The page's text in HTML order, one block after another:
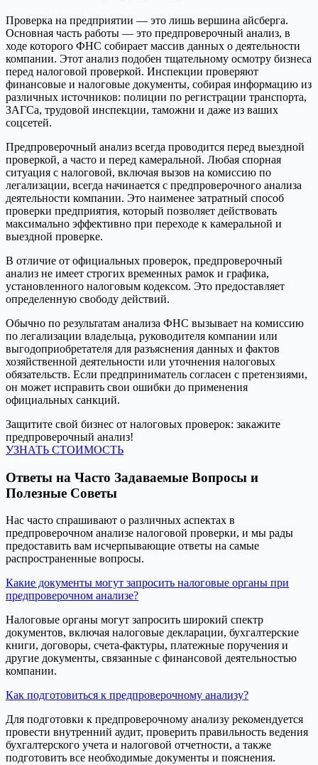
Проверка на предприятии — это лишь вершина айсберга.
Основная часть работы — это предпроверочный анализ, в
ходе которого ФНС собирает массив данных о деятельности
компании. Этот анализ подобен тщательному осмотру бизнеса
перед налоговой проверкой. Инспекции проверяют
финансовые и налоговые документы, собирая информацию из
различных источников: полиции по регистрации транспорта,
ЗАГСа, трудовой инспекции, таможни и даже из ваших
соцсетей.
Предпроверочный анализ всегда проводится перед выездной
проверкой, а часто и перед камеральной. Любая спорная
ситуация с налоговой, включая вызов на комиссию по
легализации, всегда начинается с предпроверочного анализа
деятельности компании. Это наименее затратный способ
проверки предприятия, который позволяет действовать
максимально эффективно при переходе к камеральной и
выездной проверке.
В отличие от официальных проверок, предпроверочный
анализ не имеет строгих временных рамок и графика,
установленного налоговым кодексом. Это предоставляет
определенную свободу действий.
Обычно по результатам анализа ФНС вызывает на комиссию
по легализации владельца, руководителя компании или
выгодоприобретателя для разъяснения данных и фактов
хозяйственной деятельности или уточнения налоговых
обязательств. Если предприниматель согласен с претензиями,
он может исправить свои ошибки до применения
официальных санкций.
Защитите свой бизнес от налоговых проверок: закажите
предпроверочный анализ!
УЗНАТЬ СТОИМОСТЬ
Ответы на Часто Задаваемые Вопросы и
Полезные Советы
Нас часто спрашивают о различных аспектах в
предпроверочном анализе налоговой проверки, и мы рады
предоставить вам исчерпывающие ответы на самые
распространенные вопросы.
Какие документы могут запросить налоговые органы при
предпроверочном анализе?
Налоговые органы могут запросить широкий спектр
документов, включая налоговые декларации, бухгалтерские
книги, договоры, счета-фактуры, платежные поручения и
другие документы, связанные с финансовой деятельностью
компании.
Как подготовиться к предпроверочному анализу?
Для подготовки к предпроверочному анализу рекомендуется
провести внутренний аудит, проверить правильность ведения
бухгалтерского учета и налоговой отчетности, а также
подготовить все необходимые документы и пояснения.